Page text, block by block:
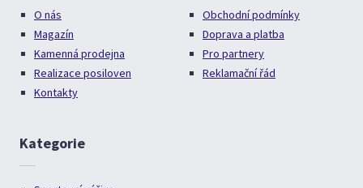
O nás
Magazín
Kamenná prodejna
Realizace posiloven
Kontakty
Obchodní podmínky
Doprava a platba
Pro partnery
Reklamační řád
Kategorie